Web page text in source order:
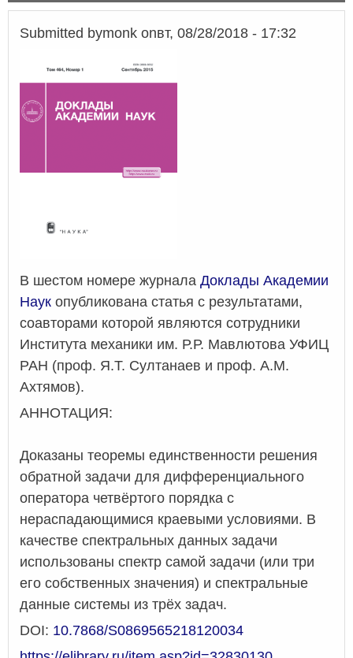
Submitted bymonk onвт, 08/28/2018 - 17:32
В шестом номере журнала Доклады Академии
Наук опубликована статья с результатами,
соавторами которой являются сотрудники
Института механики им. Р.Р. Мавлютова УФИЦ
РАН (проф. Я.Т. Султанаев и проф. А.М.
Ахтямов).
АННОТАЦИЯ:
Доказаны теоремы единственности решения
обратной задачи для дифференциального
оператора четвёртого порядка с
нераспадающимися краевыми условиями. В
качестве спектральных данных задачи
использованы спектр самой задачи (или три
его собственных значения) и спектральные
данные системы из трёх задач.
DOI: 10.7868/S0869565218120034